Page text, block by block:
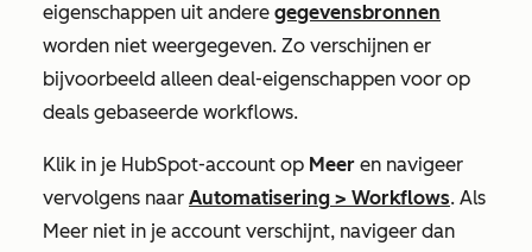
eigenschappen uit andere gegevensbronnen
worden niet weergegeven. Zo verschijnen er
bijvoorbeeld alleen deal-eigenschappen voor op
deals gebaseerde workflows.
Klik in je HubSpot-account op Meer en navigeer
vervolgens naar Automatisering > Workflows. Als
Meer niet in je account verschijnt, navigeer dan